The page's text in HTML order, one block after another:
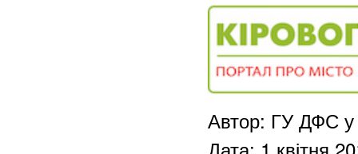
Автор: ГУ ДФС у